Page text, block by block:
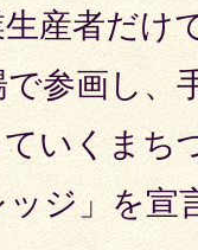
産者だけ
参画し、
いくまち
ジ」を宣